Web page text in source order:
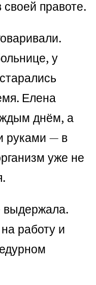
правоте.
у
Елена
днём, а
руками — в
уже не
выдержала.
работу и